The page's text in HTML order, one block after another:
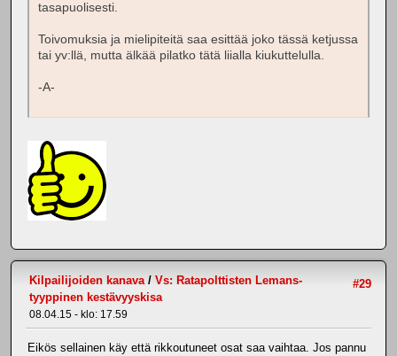
tasapuolisesti.
Toivomuksia ja mielipiteitä saa esittää joko tässä ketjussa
tai yv:llä, mutta älkää pilatko tätä liialla kiukuttelulla.
-A-
#29
Kilpailijoiden kanava / Vs: Ratapolttisten Lemans-
tyyppinen kestävyyskisa
08.04.15 - klo: 17.59
Eikös sellainen käy että rikkoutuneet osat saa vaihtaa. Jos pannu